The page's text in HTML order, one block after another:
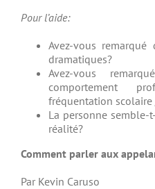
Pour l’aide:
Avez-vous remarqué
dramatiques?
Avez-vous
comportement
fréquentation
La personne
réalité?
Comment parler aux
Par Kevin Caruso